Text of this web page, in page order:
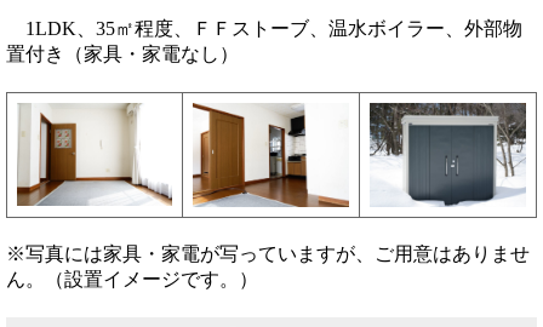
1LDK、35㎡程度、ＦＦストーブ、温水ボイラー、外部物
置付き（家具・家電なし）
※写真には家具・家電が写っていますが、ご用意はありませ
ん。（設置イメージです。）